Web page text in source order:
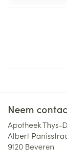
Neem
Apotheek Thys-
Albert
9120 Beveren